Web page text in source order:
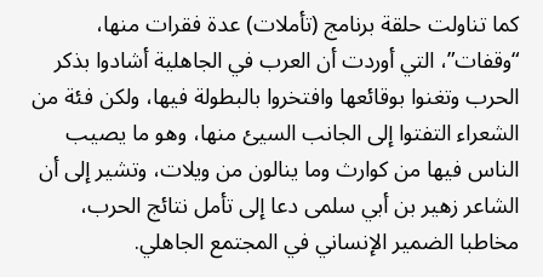
كما تناولت حلقة برنامج (تأملات) عدة فقرات منها،
“وقفات”، التي أوردت أن العرب في الجاهلية أشادوا بذكر
الحرب وتغنوا بوقائعها وافتخروا بالبطولة فيها، ولكن فئة من
الشعراء التفتوا إلى الجانب السيئ منها، وهو ما يصيب
الناس فيها من كوارث وما ينالون من ويلات، وتشير إلى أن
الشاعر زهير بن أبي سلمى دعا إلى تأمل نتائج الحرب،
مخاطبا الضمير الإنساني في المجتمع الجاهلي.